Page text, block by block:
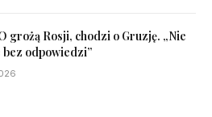
grożą Rosji, chodzi o Gruzję. „Nie
odpowiedzi”